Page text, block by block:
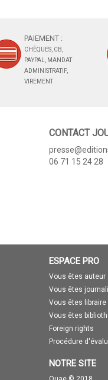
PAIEMENT :
CHÈQUES, CB,
PAYPAL, MANDAT
ADMINISTRATIF,
VIREMENT
CONTACT
06 71 15 24 28
ESPACE PRO
Vous êtes auteur
Vous êtes
Vous êtes libraire
Vous êtes
Foreign rights
Procédure
NOTRE SITE